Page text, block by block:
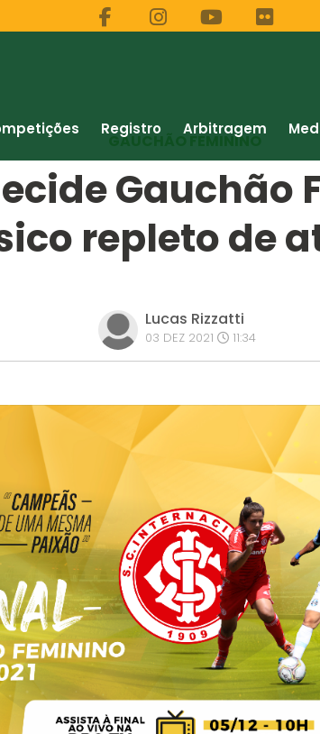
Registro Arbitragem
GAUCHÃO FEMININO
Gauchão
repleto de
Lucas Rizzatti
03 DEZ 2021 11:34